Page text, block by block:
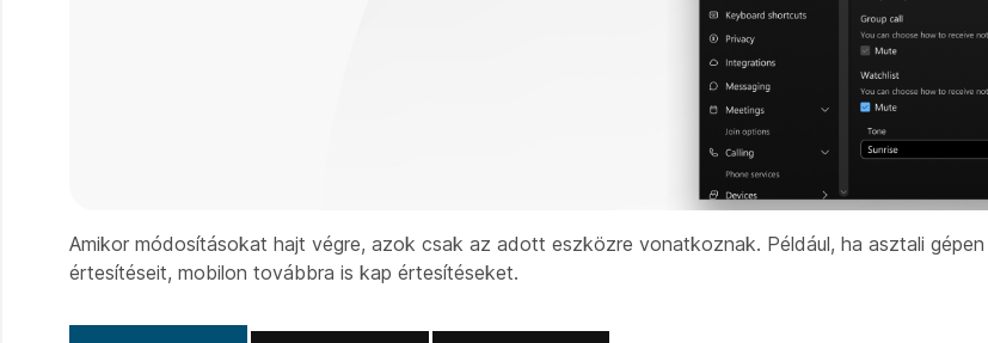
Amikor módosításokat hajt végre, azok csak az adott eszközre vonatkoznak. Például, ha asztali
értesítéseit, mobilon továbbra is kap értesítéseket.